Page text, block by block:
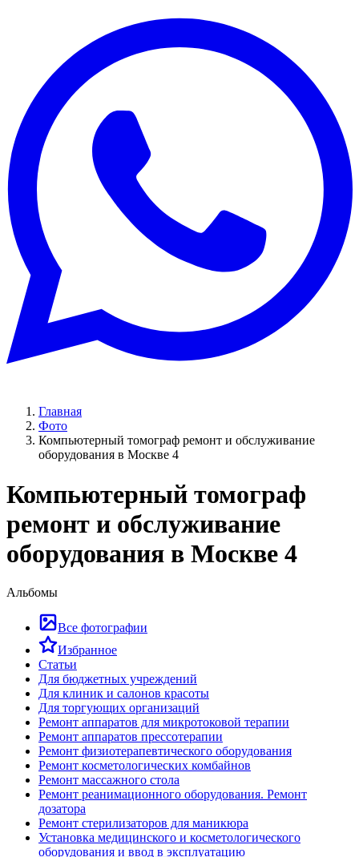
Главная
Фото
Компьютерный томограф ремонт и обслуживание
оборудования в Москве 4
Компьютерный томограф
ремонт и обслуживание
оборудования в Москве 4
Альбомы
Все фотографии
Избранное
Статьи
Для бюджетных учреждений
Для клиник и салонов красоты
Для торгующих организаций
Ремонт аппаратов для микротоковой терапии
Ремонт аппаратов прессотерапии
Ремонт физиотерапевтического оборудования
Ремонт косметологических комбайнов
Ремонт массажного стола
Ремонт реанимационного оборудования. Ремонт
дозатора
Ремонт стерилизаторов для маникюра
Установка медицинского и косметологического
оборудования и ввод в эксплуатацию